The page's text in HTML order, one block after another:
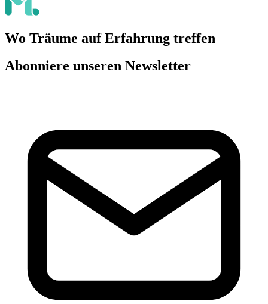
Wo Träume auf Erfahrung treffen
Abonniere unseren Newsletter